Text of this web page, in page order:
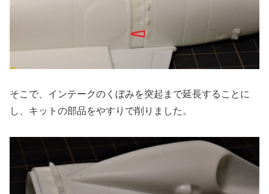
そこで、インテークのくぼみを突起まで延長することに
し、キットの部品をやすりで削りました。